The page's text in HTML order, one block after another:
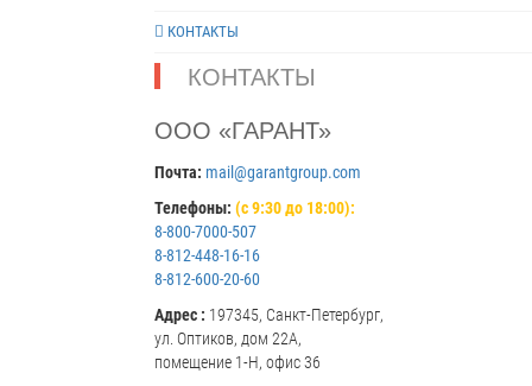
КОНТАКТЫ
КОНТАКТЫ
ООО «ГАРАНТ»
Почта: mail@garantgroup.com
Телефоны: (с 9:30 до 18:00):
8-800-7000-507
8-812-448-16-16
8-812-600-20-60
Адрес : 197345, Санкт-Петербург,
ул. Оптиков, дом 22А,
помещение 1-Н, офис 36